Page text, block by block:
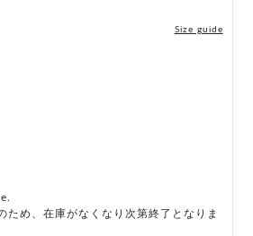
BOX）対象商品
Size guide
ため、在庫がなくなり次第終了となりま